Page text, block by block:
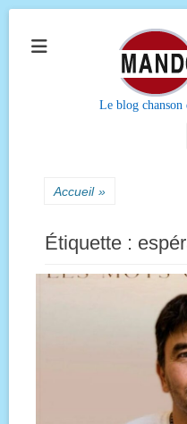
Le blog
Accueil »
Étiquette :